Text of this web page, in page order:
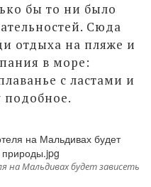
бы то ни было
Сюда
отдыха на пляже и
в море:
с ластами и
подобное.
на Мальдивах будет зависеть